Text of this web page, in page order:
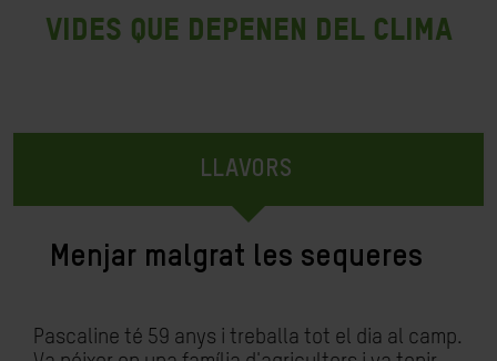
VIDES QUE DEPENEN DEL CLIMA
LLAVORS
Menjar malgrat les sequeres
Pascaline té 59 anys i treballa tot el dia al camp.